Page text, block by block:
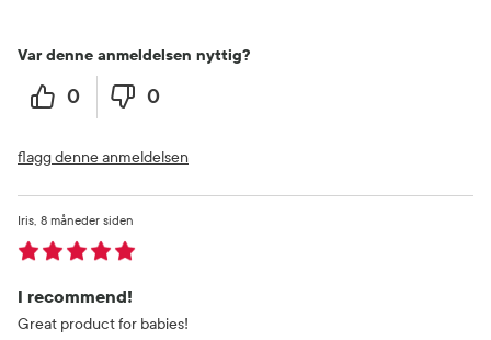
Var denne anmeldelsen nyttig?
0 0
flagg denne anmeldelsen
I recommend!
8 måneder siden
Iris
Great product for babies!